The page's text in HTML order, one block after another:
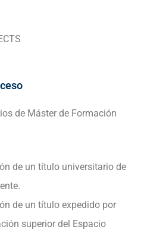
de Máster de Formación
de un título universitario de
de un título expedido por
superior del Espacio